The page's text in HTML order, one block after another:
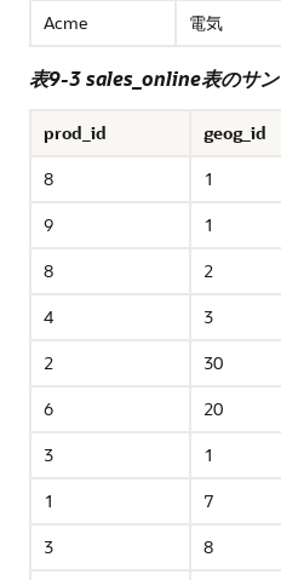
Acme
電気
表9-3 sales_online表のサ
prod_id geog_id
8
1
9
1
8
2
4
3
2
30
6
20
3
1
1
7
3
8